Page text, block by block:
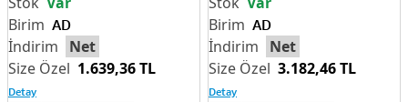
AD
Net
1.639,36 TL
Detay
AD
Net
3.182,46 TL
Detay